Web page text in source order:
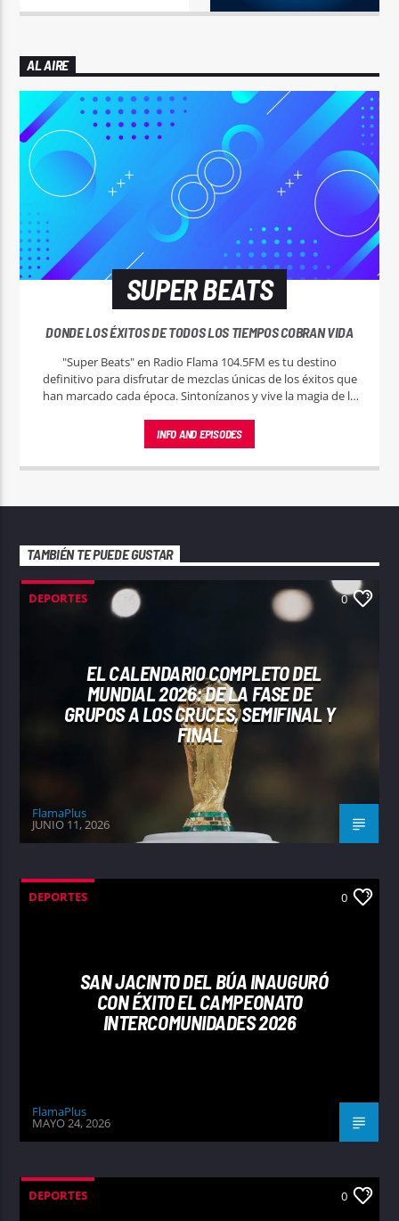
AL AIRE
SUPER BEATS
DONDE LOS ÉXITOS DE TODOS LOS TIEMPOS COBRAN VIDA
"Super Beats" en Radio Flama 104.5FM es tu destino
definitivo para disfrutar de mezclas únicas de los éxitos que
han marcado cada época. Sintonízanos y vive la magia de la
INFO AND EPISODES
TAMBIÉN TE PUEDE GUSTAR
DEPORTES 0
EL CALENDARIO COMPLETO DEL
MUNDIAL 2026: DE LA FASE DE
GRUPOS A LOS CRUCES, SEMIFINAL Y
FINAL
FlamaPlus
JUNIO 11, 2026
DEPORTES 0
SAN JACINTO DEL BÚA INAUGURÓ
CON ÉXITO EL CAMPEONATO
INTERCOMUNIDADES 2026
FlamaPlus
MAYO 24, 2026
DEPORTES 0